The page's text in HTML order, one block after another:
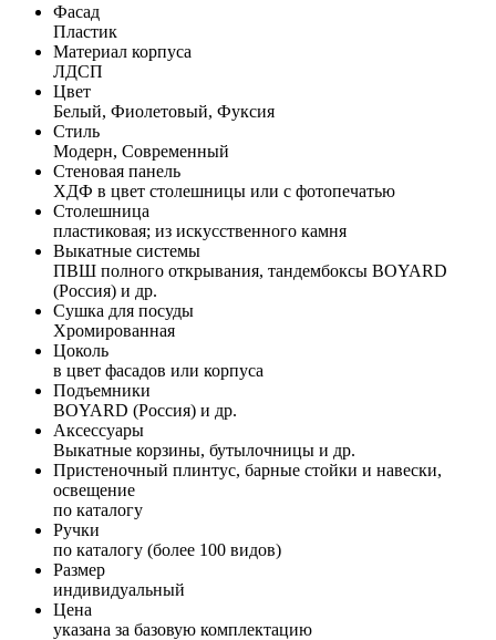
Фасад
Пластик
Материал корпуса
ЛДСП
Цвет
Белый, Фиолетовый, Фуксия
Стиль
Модерн, Современный
Стеновая панель
ХДФ в цвет столешницы или с фотопечатью
Столешница
пластиковая; из искусственного камня
Выкатные системы
ПВШ полного открывания, тандембоксы BOYARD
(Россия) и др.
Сушка для посуды
Хромированная
Цоколь
в цвет фасадов или корпуса
Подъемники
BOYARD (Россия) и др.
Аксессуары
Выкатные корзины, бутылочницы и др.
Пристеночный плинтус, барные стойки и навески,
освещение
по каталогу
Ручки
по каталогу (более 100 видов)
Размер
индивидуальный
Цена
указана за базовую комплектацию